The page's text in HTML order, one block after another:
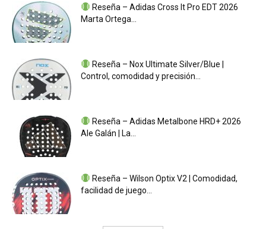
Reseña – Adidas Cross It Pro EDT 2026
Marta Ortega...
Reseña – Nox Ultimate Silver/Blue |
Control, comodidad y precisión...
Reseña – Adidas Metalbone HRD+ 2026
Ale Galán | La...
Reseña – Wilson Optix V2 | Comodidad,
facilidad de juego...